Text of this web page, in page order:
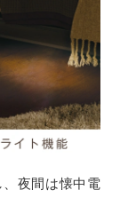
夜間は懐中電